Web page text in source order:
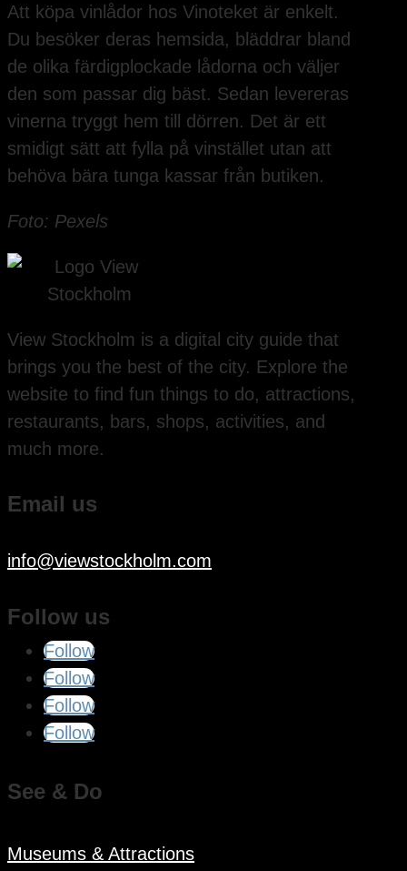
Att köpa vinlådor hos Vinoteket är enkelt.
Du besöker deras hemsida, bläddrar bland
de olika färdigplockade lådorna och väljer
den som passar dig bäst. Sedan levereras
vinerna tryggt hem till dörren. Det är ett
smidigt sätt att fylla på vinstället utan att
behöva bära tunga kassar från butiken.
Foto: Pexels
View Stockholm is a digital city guide that
brings you the best of the city. Explore the
website to find fun things to do, attractions,
restaurants, bars, shops, activities, and
much more.
Email us
info@viewstockholm.com
Follow us
Follow
Follow
Follow
Follow
See & Do
Museums & Attractions